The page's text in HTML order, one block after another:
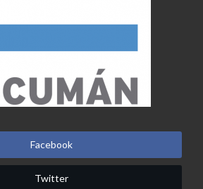
Facebook
Twitter